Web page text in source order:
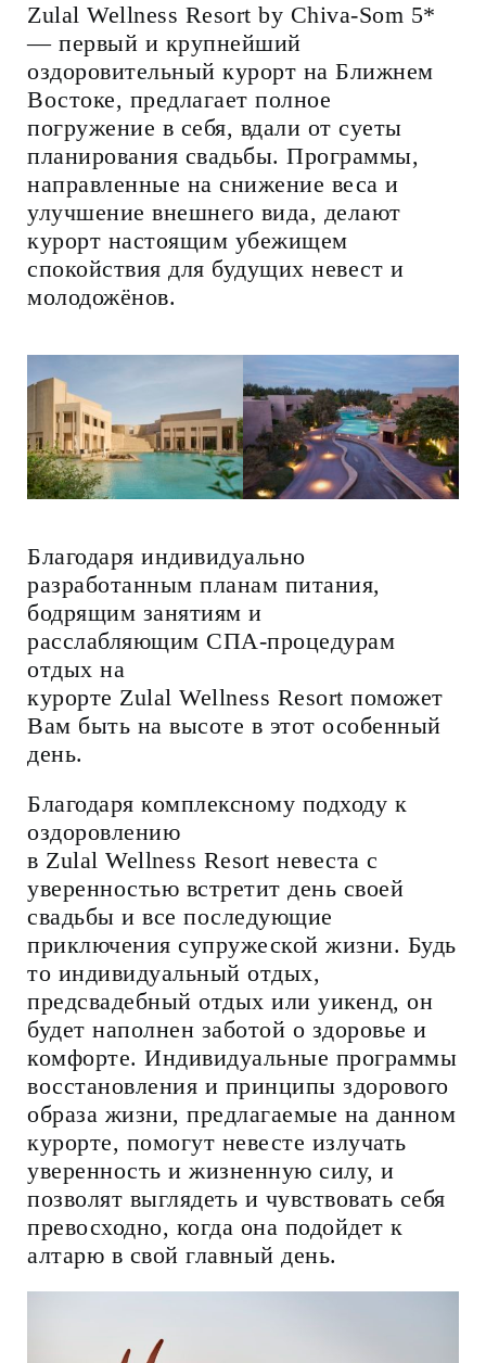
Zulal Wellness Resort by Chiva-Som 5*
— первый и крупнейший
оздоровительный курорт на Ближнем
Востоке, предлагает полное
погружение в себя, вдали от суеты
планирования свадьбы. Программы,
направленные на снижение веса и
улучшение внешнего вида, делают
курорт настоящим убежищем
спокойствия для будущих невест и
молодожёнов.
Благодаря индивидуально
разработанным планам питания,
бодрящим занятиям и
расслабляющим CПА-процедурам
отдых на
курорте Zulal Wellness Resort поможет
Вам быть на высоте в этот особенный
день.
Благодаря комплексному подходу к
оздоровлению
в Zulal Wellness Resort невеста с
уверенностью встретит день своей
свадьбы и все последующие
приключения супружеской жизни. Будь
то индивидуальный отдых,
предсвадебный отдых или уикенд, он
будет наполнен заботой о здоровье и
комфорте. Индивидуальные программы
восстановления и принципы здорового
образа жизни, предлагаемые на данном
курорте, помогут невесте излучать
уверенность и жизненную силу, и
позволят выглядеть и чувствовать себя
превосходно, когда она подойдет к
алтарю в свой главный день.